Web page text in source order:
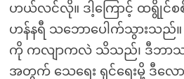
ဟယ်လင်လို။ ဒါ့ကြောင့် ထရွိုင်စ
ဟန်နရီ သဘောပေါက်သွားသည်
ကို ကလျာကလဲ သိသည်၊ ဒီဘာ
အတွက် သေရေး ရှင်ရေးမို့ ဒီလေ